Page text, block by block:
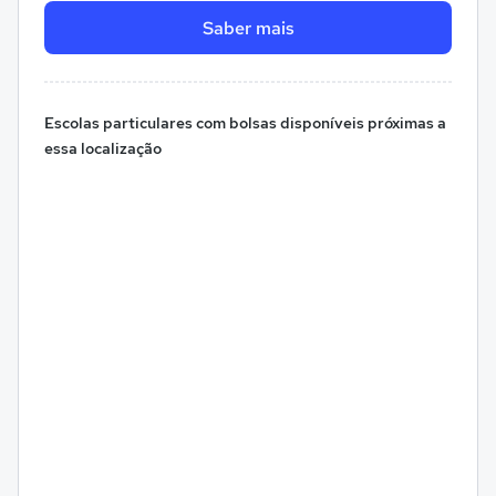
Saber mais
Escolas particulares com bolsas disponíveis próximas a
essa localização